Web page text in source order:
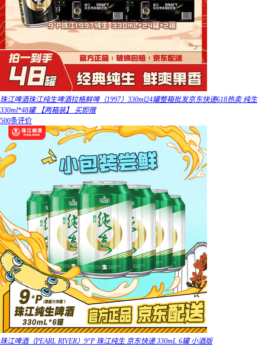
珠江啤酒珠江纯生啤酒拉格鲜啤（1997）330ml24罐整箱批发京东快递618热卖 纯生
330ml*48罐 【两箱装】 买即赠
500条评价
珠江啤酒（PEARL RIVER）9°P 珠江纯生 京东快递 330mL 6罐 小酒版